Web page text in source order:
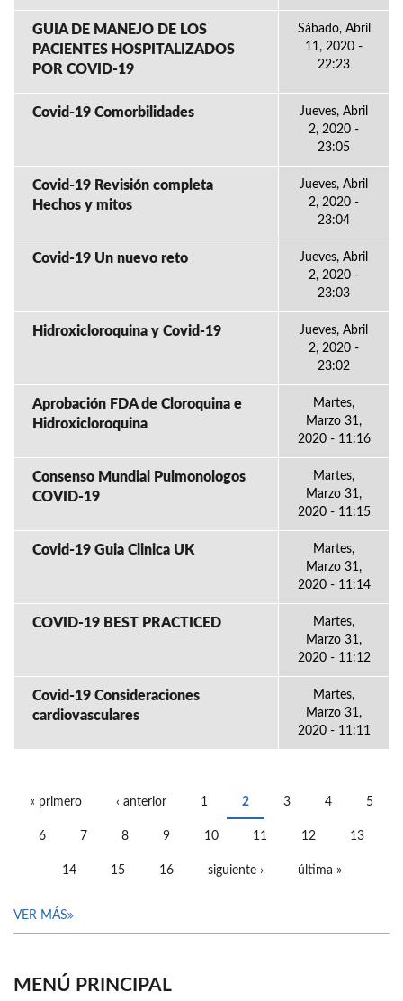
GUIA DE MANEJO DE LOS
PACIENTES HOSPITALIZADOS
POR COVID-19
Sábado, Abril
11, 2020 -
22:23
Covid-19 Comorbilidades
Jueves, Abril
2, 2020 -
23:05
Covid-19 Revisión completa
Hechos y mitos
Jueves, Abril
2, 2020 -
23:04
Covid-19 Un nuevo reto
Jueves, Abril
2, 2020 -
23:03
Hidroxicloroquina y Covid-19
Jueves, Abril
2, 2020 -
23:02
Aprobación FDA de Cloroquina e
Hidroxicloroquina
Martes,
Marzo 31,
2020 - 11:16
Consenso Mundial Pulmonologos
COVID-19
Martes,
Marzo 31,
2020 - 11:15
Covid-19 Guia Clinica UK
Martes,
Marzo 31,
2020 - 11:14
COVID-19 BEST PRACTICED
Martes,
Marzo 31,
2020 - 11:12
Covid-19 Consideraciones
cardiovasculares
Martes,
Marzo 31,
2020 - 11:11
« primero ‹ anterior 1 2 3 4 5
6 7 8 9 10 11 12 13
14 15 16 siguiente › última »
VER MÁS
MENÚ PRINCIPAL